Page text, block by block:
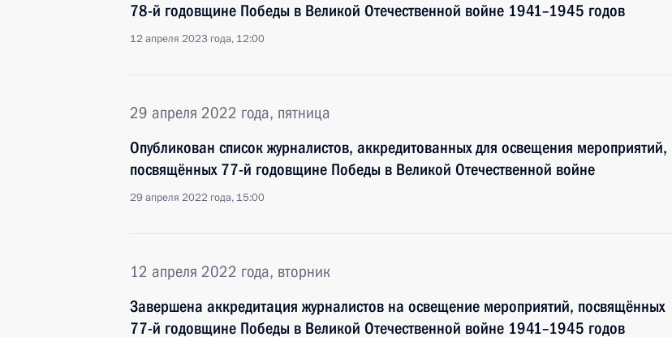
78-й годовщине Победы в Великой Отечественной войне 1941–1945 годов
12 апреля 2023 года, 12:00
29 апреля 2022 года, пятница
Опубликован список журналистов, аккредитованных для освещения мероприятий,
посвящённых 77-й годовщине Победы в Великой Отечественной войне
29 апреля 2022 года, 15:00
12 апреля 2022 года, вторник
Завершена аккредитация журналистов на освещение мероприятий, посвящённых
77-й годовщине Победы в Великой Отечественной войне 1941–1945 годов